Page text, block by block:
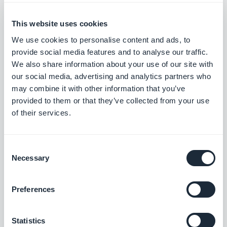
This website uses cookies
We use cookies to personalise content and ads, to
provide social media features and to analyse our traffic.
We also share information about your use of our site with
our social media, advertising and analytics partners who
may combine it with other information that you’ve
provided to them or that they’ve collected from your use
of their services.
Selection
Necessary
Preferences
Statistics
aproximando.
Estamos agora totalmente operacionais, para
continuar a prestar serviço com o mínimo de
interrupção, dadas as circunstâncias.